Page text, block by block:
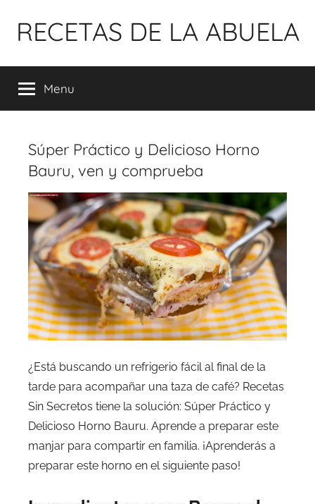
para
conteúdo
RECETAS DE LA ABUELA
Menu
Súper Práctico y Delicioso Horno
Bauru, ven y comprueba
¿Está buscando un refrigerio fácil al final de la
tarde para acompañar una taza de café? Recetas
Sin Secretos tiene la solución: Súper Práctico y
Delicioso Horno Bauru. Aprende a preparar este
manjar para compartir en familia. ¡Aprenderás a
preparar este horno en el siguiente paso!